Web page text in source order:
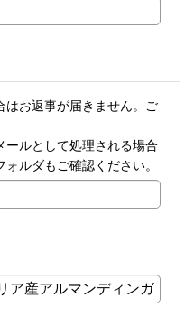
はお返事が届きません。ご
ールとして処理される場合
ルダもご確認ください。